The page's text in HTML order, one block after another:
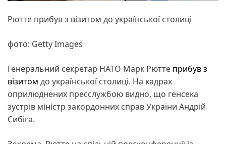
Рютте прибув з візитом до української столиці
фото: Getty Images
Генеральний секретар НАТО Марк Рютте прибув з
візитом до української столиці. На кадрах
оприлюднених пресслужбою видно, що генсека
зустрів міністр закордонних справ України Андрій
Сибіга.